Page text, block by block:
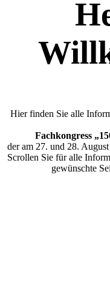
Hier finden Sie alle
Fachkongress
der am 27. und 28.
Scrollen Sie für alle
gewünschte